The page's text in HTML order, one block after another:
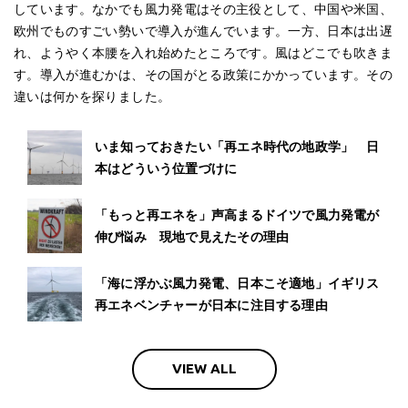
しています。なかでも風力発電はその主役として、中国や米国、
欧州でものすごい勢いで導入が進んでいます。一方、日本は出遅
れ、ようやく本腰を入れ始めたところです。風はどこでも吹きま
す。導入が進むかは、その国がとる政策にかかっています。その
違いは何かを探りました。
いま知っておきたい「再エネ時代の地政学」 日
本はどういう位置づけに
「もっと再エネを」声高まるドイツで風力発電が
伸び悩み 現地で見えたその理由
「海に浮かぶ風力発電、日本こそ適地」イギリス
再エネベンチャーが日本に注目する理由
VIEW ALL